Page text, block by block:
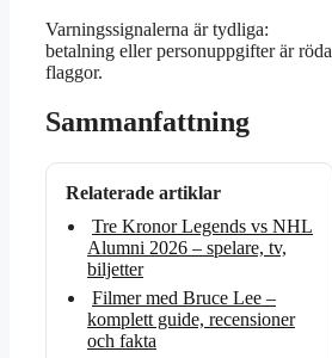
Varningssignalerna är tydliga:
betalning eller personuppgifter är röda
flaggor.
Sammanfattning
Relaterade artiklar
Tre Kronor Legends vs NHL
Alumni 2026 – spelare, tv,
biljetter
Filmer med Bruce Lee –
komplett guide, recensioner
och fakta